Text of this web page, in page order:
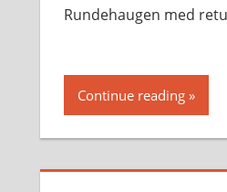
Rundehaugen med
Continue reading